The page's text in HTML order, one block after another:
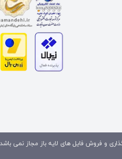
و فروش فایل های لایه باز مجاز نمی